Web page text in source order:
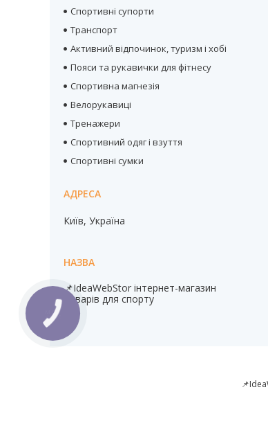
Спортивні супорти
Транспорт
Активний відпочинок, туризм і хобі
Пояси та рукавички для фітнесу
Спортивна магнезія
Велорукавиці
Тренажери
Спортивний одяг і взуття
Спортивні сумки
Київ, Україна
📌IdeaWebStor інтернет-магазин
товарів для спорту